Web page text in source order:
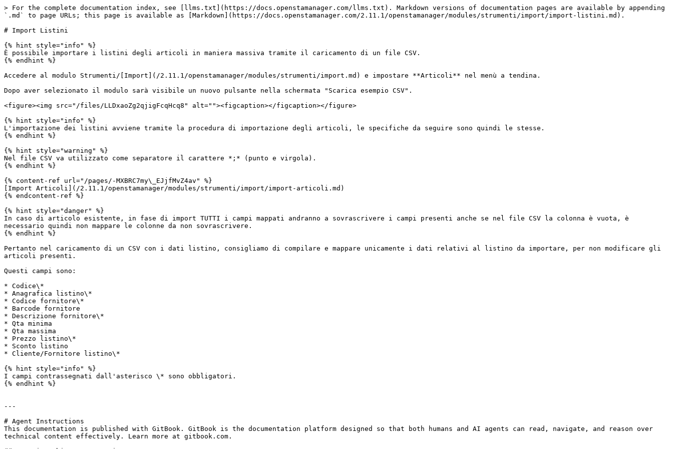
> For the complete documentation index, see [llms.txt](https://docs.openstamanager.com/llms.txt). Markdown versions of documentation pages are available by appending
`.md` to page URLs; this page is available as [Markdown](https://docs.openstamanager.com/2.11.1/openstamanager/modules/strumenti/import/import-listini.md).
# Import Listini
{% hint style="info" %}
È possibile importare i listini degli articoli in maniera massiva tramite il caricamento di un file CSV.
{% endhint %}
Accedere al modulo Strumenti/[Import](/2.11.1/openstamanager/modules/strumenti/import.md) e impostare **Articoli** nel menù a tendina.
Dopo aver selezionato il modulo sarà visibile un nuovo pulsante nella schermata "Scarica esempio CSV".
<figure><img src="/files/LLDxaoZg2qjigFcqHcq8" alt=""><figcaption></figcaption></figure>
{% hint style="info" %}
L'importazione dei listini avviene tramite la procedura di importazione degli articoli, le specifiche da seguire sono quindi le stesse.
{% endhint %}
{% hint style="warning" %}
Nel file CSV va utilizzato come separatore il carattere *;* (punto e virgola).
{% endhint %}
{% content-ref url="/pages/-MXBRC7my\_EJjfMvZ4av" %}
[Import Articoli](/2.11.1/openstamanager/modules/strumenti/import/import-articoli.md)
{% endcontent-ref %}
{% hint style="danger" %}
In caso di articolo esistente, in fase di import TUTTI i campi mappati andranno a sovrascrivere i campi presenti anche se nel file CSV la colonna è vuota, è
necessario quindi non mappare le colonne da non sovrascrivere.
{% endhint %}
Pertanto nel caricamento di un CSV con i dati listino, consigliamo di compilare e mappare unicamente i dati relativi al listino da importare, per non modificare gli
articoli presenti.
Questi campi sono:
* Codice\*
* Anagrafica listino\*
* Codice fornitore\*
* Barcode fornitore
* Descrizione fornitore\*
* Qta minima
* Qta massima
* Prezzo listino\*
* Sconto listino
* Cliente/Fornitore listino\*
{% hint style="info" %}
I campi contrassegnati dall'asterisco \* sono obbligatori.
{% endhint %}
---
# Agent Instructions
This documentation is published with GitBook. GitBook is the documentation platform designed so that both humans and AI agents can read, navigate, and reason over
technical content effectively. Learn more at gitbook.com.